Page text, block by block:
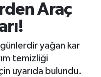
Araç
yağan kar
temizliği
uyarıda bulundu.
Fikstür